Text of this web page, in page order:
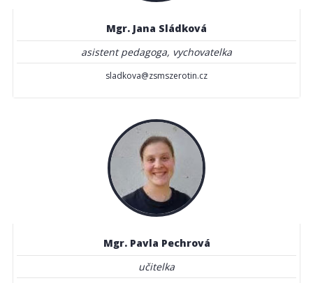
Mgr. Jana Sládková
asistent pedagoga, vychovatelka
sladkova@zsmszerotin.cz
Mgr. Pavla Pechrová
učitelka